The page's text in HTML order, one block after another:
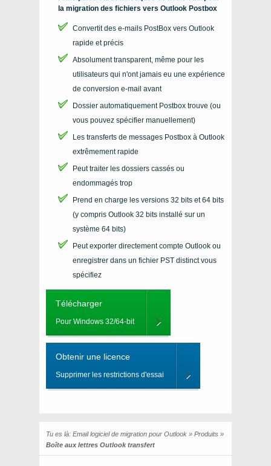
la migration des fichiers vers Outlook Postbox
Convertit des e-mails PostBox vers Outlook
rapide et précis
Absolument transparent, même pour les
utilisateurs qui n'ont jamais eu une expérience
de conversion e-mail avant
Dossier automatiquement Postbox trouve (ou
vous pouvez spécifier manuellement)
Les transferts de messages Postbox à Outlook
extrêmement rapide
Peut traiter les dossiers cassés ou
endommagés trop
Prend en charge les versions 32 bits et 64 bits
(y compris Outlook 32 bits installé sur un
système 64 bits)
Peut exporter directement compte Outlook ou
enregistrer dans un fichier PST distinct vous
spécifiez
Télécharger
Pour Windows 32/64-bit
Obtenir une licence
Supprimer les restrictions d'essai
Tu es là: Email logiciel de migration pour Outlook » Produits »
Boîte aux lettres Outlook transfert